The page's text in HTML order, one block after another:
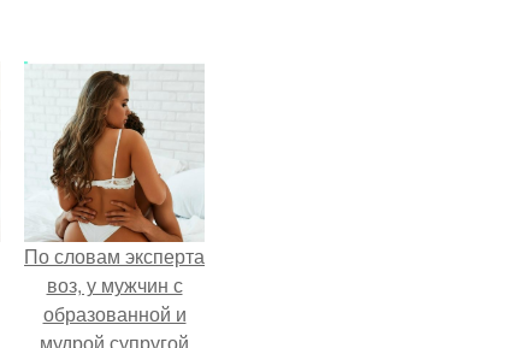
По словам эксперта
воз, у мужчин с
образованной и